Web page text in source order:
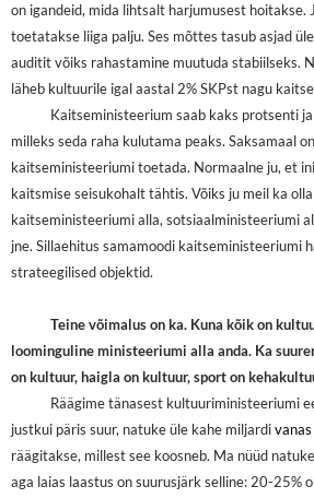
on igandeid, mida lihtsalt harjumusest hoitakse.
toetatakse liiga palju. Ses mõttes tasub asjad
auditit võiks rahastamine muutuda stabiilseks.
läheb kultuurile igal aastal 2% SKPst nagu
Kaitseministeerium saab kaks protsenti
milleks seda raha kulutama peaks. Saksamaal
kaitseministeeriumi toetada. Normaalne ju, et
kaitsmise seisukohalt tähtis. Võiks ju meil ka
kaitseministeeriumi alla, sotsiaalministeeriumi
jne. Sillaehitus samamoodi kaitseministeeriumi
strateegilised objektid.
Teine võimalus on ka. Kuna kõik on
loominguline ministeeriumi alla anda. Ka
on kultuur, haigla on kultuur, sport on
Räägime tänasest kultuuriministeeriumi
justkui päris suur, natuke üle kahe miljardi
räägitakse, millest see koosneb. Ma nüüd
aga laias laastus on suurusjärk selline: 20-25%